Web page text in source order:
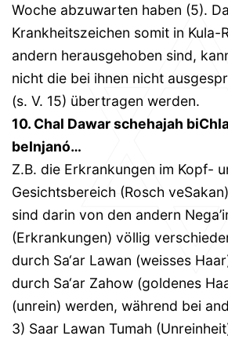
Woche abzuwarten haben (5).
Krankheitszeichen somit in Kula-
andern herausgehoben sind,
nicht die bei ihnen nicht
(s. V. 15) übertragen werden.
10. Chal Dawar schehajah
beInjanó…
Z.B. die Erkrankungen im Kopf-
Gesichtsbereich (Rosch
sind darin von den andern
(Erkrankungen) völlig
durch Sa‘ar Lawan (weisses
durch Sa‘ar Zahow (goldenes
(unrein) werden, während bei
3) Saar Lawan Tumah